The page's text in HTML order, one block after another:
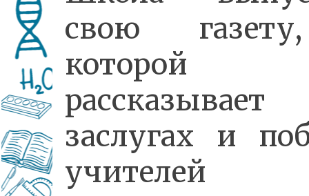
свою
которой
заслугах и